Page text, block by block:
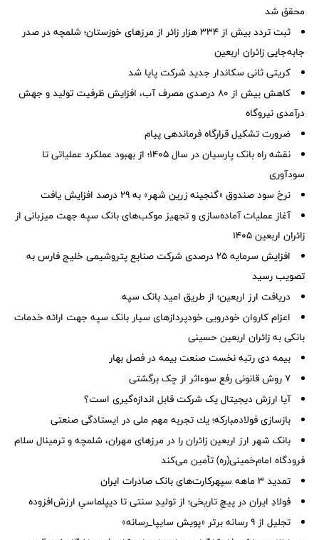
محقق شد
ثبت تردد بیش از ۳۳۴ هزار زائر از مرزهای خوزستان؛ شلمچه در صدر
جابه‌جایی زائران اربعین
کریتی ثانی سکاندار جدید شرکت پایا شد
کاهش بیش از ۸۰ درصدی مصرف آب، افزایش ظرفیت تولید و جهش
درآمدی نیروگاه
ضرورت تشكیل قرارگاه فرماندهی پیام
نقشه راه بانک پارسیان در سال ۱۴۰۵؛ از بهبود عملکرد عملیاتی تا
سودآوری
نرخ سود صندوق «گنجینه زرین شهر» به ۲۹ درصد افزایش یافت
آغاز عملیات آماده‌سازی و تجهیز موکب‌های بانک سپه جهت میزبانی از
زائران اربعین ۱۴۰۵
افزایش سرمایه ۲۵ درصدی شرکت صنایع پتروشیمی خلیج فارس به
تصویب رسید
دریافت ارز اربعین؛ از طریق امید بانک سپه
اعزام کاروان خودرویی خودپردازهای سیار بانک سپه جهت ارائه خدمات
بانکی به زائران اربعین حسینی
بیمه دی رتبه نخست صنعت بیمه در فصل بهار
۷ روش قانونی رفع سوء‌اثر از چک برگشتی
آیا ارزش دیجیتال یک شرکت قابل اندازه‌گیری است؟
بازسازی فولادمباركه؛ یك تجربه مهم ملی در ایستادگی صنعتی
بانک شهر ارز اربعین زائران را در مرزهای مهران، شلمچه و ترمینال سلام
فرودگاه امام‌خمینی(ره) تأمین می‌کند
تمدید 3 ماهه سپهرکارت‌های بانک صادرات ایران
فولادِ ایران در پیچِ تاریخی؛ از تولیدِ سنتی تا دیپلماسیِ ارزش‌افزوده
تجلیل از ۹ رسانه برتر «پویش سایپا_رسانه»